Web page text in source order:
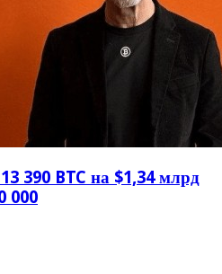
390 BTC на $1,34 млрд
000